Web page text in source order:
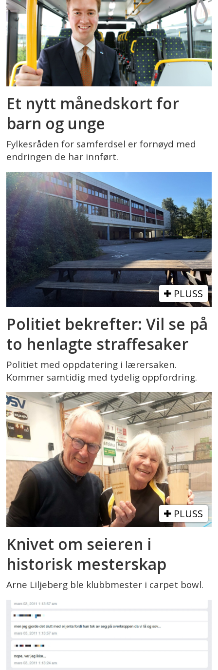
Et nytt månedskort for
barn og unge
Fylkesråden for samferdsel er fornøyd med
endringen de har innført.
PLUSS
Politiet bekrefter: Vil se på
to henlagte straffesaker
Politiet med oppdatering i lærersaken.
Kommer samtidig med tydelig oppfordring.
PLUSS
Knivet om seieren i
historisk mesterskap
Arne Liljeberg ble klubbmester i carpet bowl.